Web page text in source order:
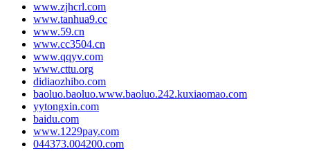
www.zjhcrl.com
www.tanhua9.cc
www.59.cn
www.cc3504.cn
www.qqyv.com
www.cttu.org
didiaozhibo.com
baoluo.baoluo.www.baoluo.242.kuxiaomao.com
yytongxin.com
baidu.com
www.1229pay.com
044373.004200.com